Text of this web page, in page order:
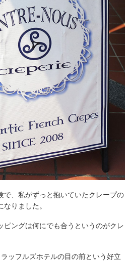
で、私がずっと抱いていたクレープの
りました。
ピングは何にでも合うというのがクレ
ッフルズホテルの目の前という好立